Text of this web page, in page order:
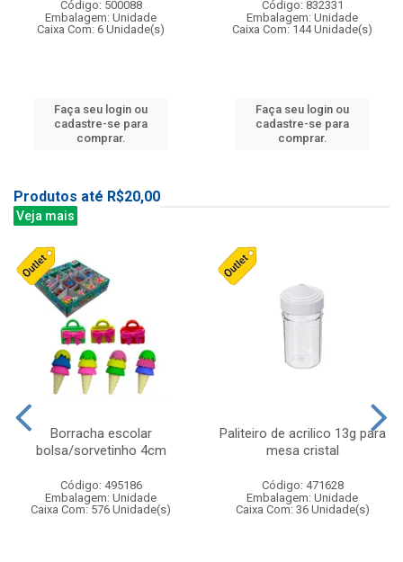
Código: 500088
Embalagem: Unidade
Caixa Com: 6 Unidade(s)
Faça seu login ou
cadastre-se para
comprar.
Código: 832331
Embalagem: Unidade
Caixa Com: 144 Unidade(s)
Faça seu login ou
cadastre-se para
comprar.
Produtos até R$20,00
Veja mais
Borracha escolar
bolsa/sorvetinho 4cm
Código: 495186
Embalagem: Unidade
Caixa Com: 576 Unidade(s)
Paliteiro de acrilico 13g para
mesa cristal
Código: 471628
Embalagem: Unidade
Caixa Com: 36 Unidade(s)